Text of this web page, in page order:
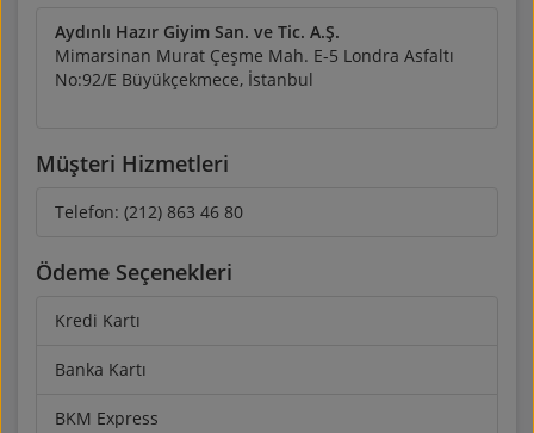
Aydınlı Hazır Giyim San. ve Tic. A.Ş.
Mimarsinan Murat Çeşme Mah. E-5 Londra Asfaltı
No:92/E Büyükçekmece, İstanbul
Müşteri Hizmetleri
Telefon: (212) 863 46 80
Ödeme Seçenekleri
Kredi Kartı
Banka Kartı
BKM Express